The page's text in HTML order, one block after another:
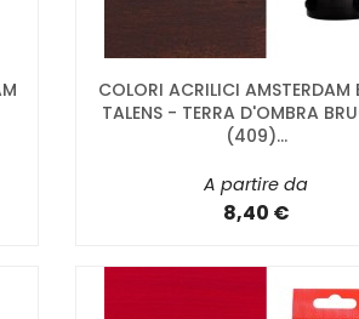
COLORI ACRILICI AMSTERDAM
TALENS - TERRA D'OMBRA
(409)...
A partire da
8,40 €